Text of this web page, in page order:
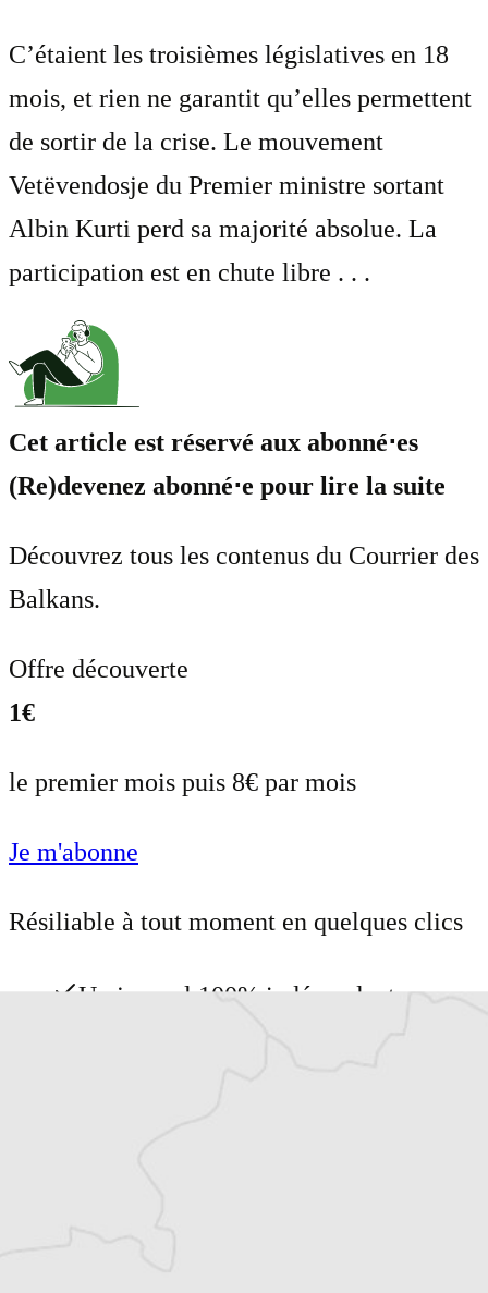
C’étaient les troisièmes législatives en 18
mois, et rien ne garantit qu’elles permettent
de sortir de la crise. Le mouvement
Vetëvendosje du Premier ministre sortant
Albin Kurti perd sa majorité absolue. La
participation est en chute libre . . .
Cet article est réservé aux abonné⋅es
(Re)devenez abonné⋅e pour lire la suite
Découvrez tous les contenus du Courrier des
Balkans.
Offre découverte
1€
le premier mois puis 8€ par mois
Je m'abonne
Résiliable à tout moment en quelques clics
Un journal 100% indépendant